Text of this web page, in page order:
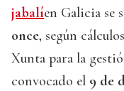
jabalíen Galicia se
once, según
Xunta para la
convocado el 9 de